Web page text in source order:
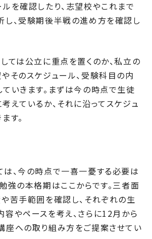
を確認したり、志望校やこれまで
し、受験期後半戦の進め方を確認し
ては公立に重点を置くのか、私立の
そのスケジュール、受験科目の内
いきます。まずは今の時点で生徒
えているか、それに沿ってスケジュ
す。
、今の時点で一喜一憂する必要は
強の本格期はここからです。三者面
苦手範囲を確認し、それぞれの生
やペースを考え、さらに12月から
座への取り組み方をご提案させてい